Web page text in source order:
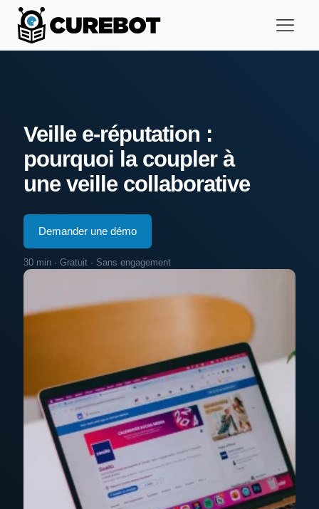
Veille e-réputation :
pourquoi la coupler à
une veille collaborative
Demander une démo
30 min · Gratuit · Sans engagement